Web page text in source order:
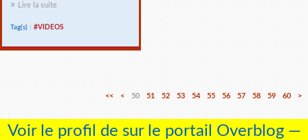
Lire la suite
Tag(s) : #VIDEOS
<< <
123450 51 52 53 54 55 56 57 58 59 60 >
Voir le profil de sur le portail Overblog